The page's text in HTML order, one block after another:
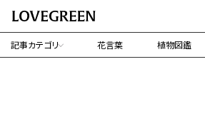
記事カテゴリ 花言葉 植物図鑑